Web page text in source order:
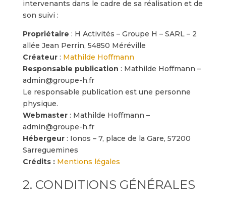
intervenants dans le cadre de sa réalisation et de
son suivi :
Propriétaire : H Activités – Groupe H – SARL – 2
allée Jean Perrin, 54850 Méréville
Créateur: Mathilde Hoffmann
Responsable publication : Mathilde Hoffmann –
admin@groupe-h.fr
Le responsable publication est une personne
physique.
Webmaster: Mathilde Hoffmann –
admin@groupe-h.fr
Hébergeur: Ionos – 7, place de la Gare, 57200
Sarreguemines
Crédits : Mentions légales
2. CONDITIONS GÉNÉRALES